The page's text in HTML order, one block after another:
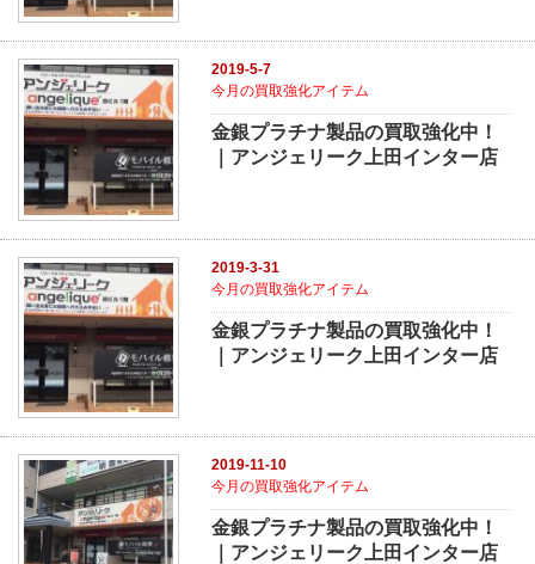
2019-5-7
今月の買取強化アイテム
金銀プラチナ製品の買取強化中！
｜アンジェリーク上田インター店
2019-3-31
今月の買取強化アイテム
金銀プラチナ製品の買取強化中！
｜アンジェリーク上田インター店
2019-11-10
今月の買取強化アイテム
金銀プラチナ製品の買取強化中！
｜アンジェリーク上田インター店